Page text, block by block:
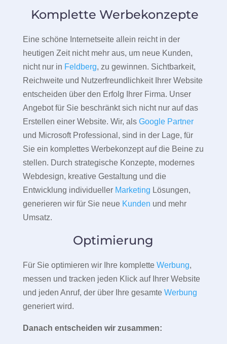
Komplette Werbekonzepte
Eine schöne Internetseite allein reicht in der
heutigen Zeit nicht mehr aus, um neue Kunden,
nicht nur in Feldberg, zu gewinnen. Sichtbarkeit,
Reichweite und Nutzerfreundlichkeit Ihrer Website
entscheiden über den Erfolg Ihrer Firma. Unser
Angebot für Sie beschränkt sich nicht nur auf das
Erstellen einer Website. Wir, als Google Partner
und Microsoft Professional, sind in der Lage, für
Sie ein komplettes Werbekonzept auf die Beine zu
stellen. Durch strategische Konzepte, modernes
Webdesign, kreative Gestaltung und die
Entwicklung individueller Marketing Lösungen,
generieren wir für Sie neue Kunden und mehr
Umsatz.
Optimierung
Für Sie optimieren wir Ihre komplette Werbung,
messen und tracken jeden Klick auf Ihrer Website
und jeden Anruf, der über Ihre gesamte Werbung
generiert wird.
Danach entscheiden wir zusammen: